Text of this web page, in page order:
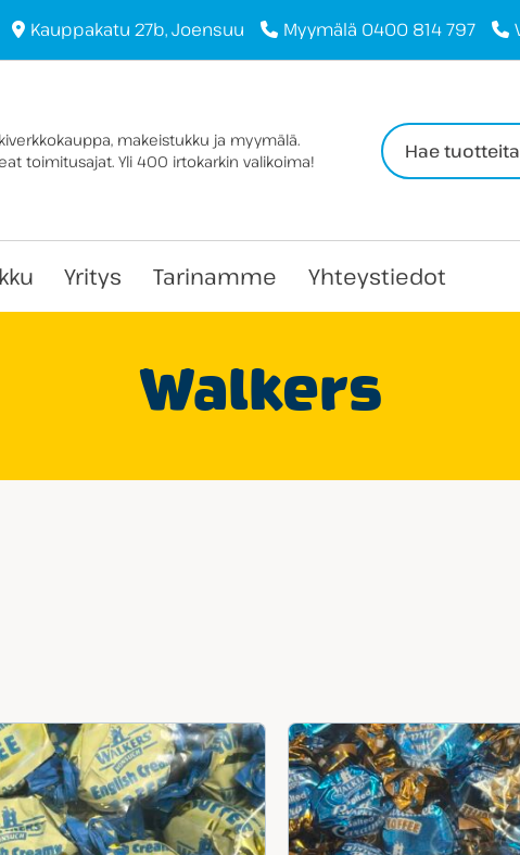
Kauppakatu 27b, Joensuu Myymälä 0400 814 797
makeistukku ja myymälä.
toimitusajat. Yli 400 irtokarkin valikoima!
Haku:
Yritys Tarinamme Yhteystiedot
Walkers